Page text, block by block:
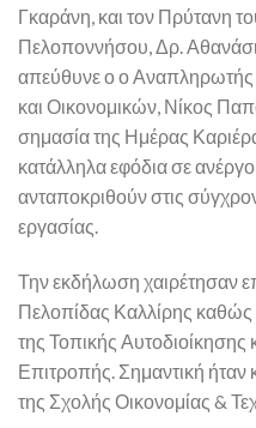
Γκαράνη, και τον Πρύτανη
Πελοποννήσου, Δρ.
απεύθυνε ο ο Αναπληρωτής
και Οικονομικών, Νίκος
σημασία της Ημέρας
κατάλληλα εφόδια σε
ανταποκριθούν στις
εργασίας.
Την εκδήλωση χαιρέτησαν
Πελοπίδας Καλλίρης καθώς
της Τοπικής
Επιτροπής. Σημαντική ήταν
της Σχολής Οικονομίας &